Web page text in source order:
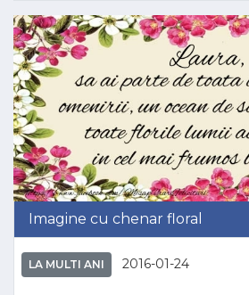
Imagine cu chenar floral
LA MULTI ANI 2016-01-24